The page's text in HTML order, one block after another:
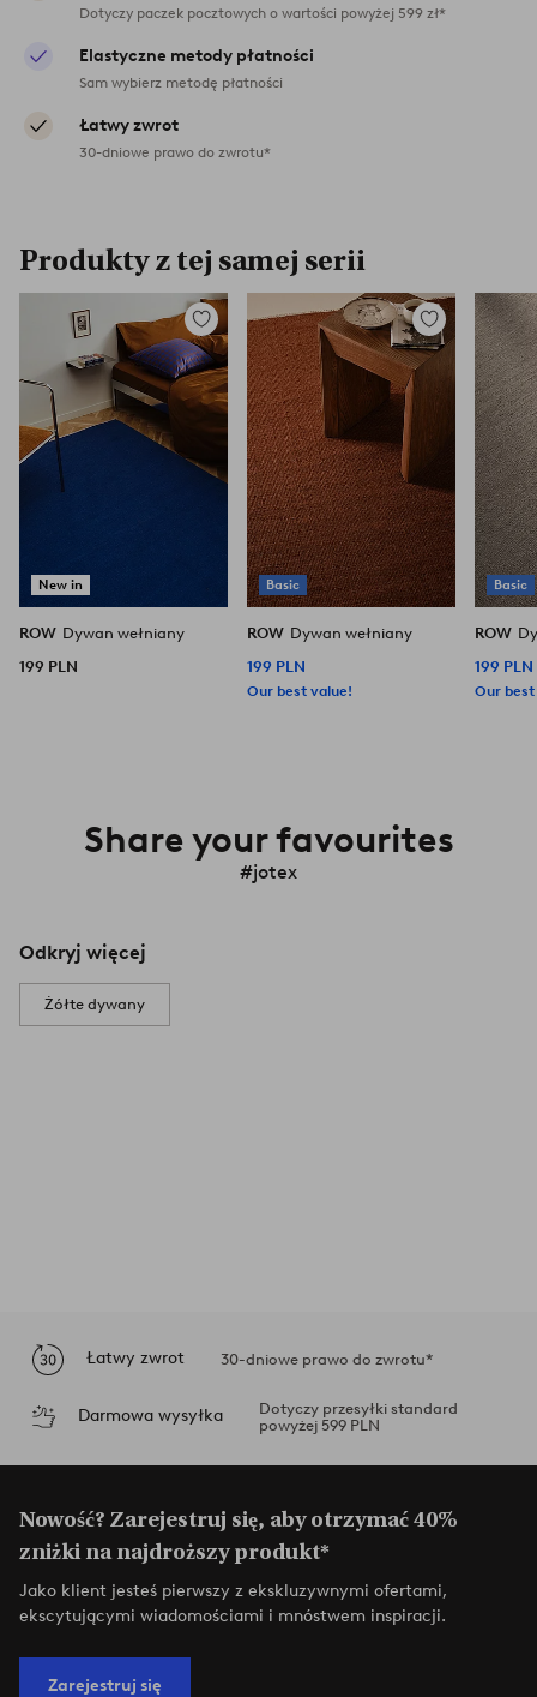
Dotyczy paczek pocztowych o wartości powyżej 599 zł*
Elastyczne metody płatności
Sam wybierz metodę płatności
Łatwy zwrot
30-dniowe prawo do zwrotu*
Produkty z tej samej serii
New in
Dodaj
do
ulubionych
ROW Dywan wełniany
199 PLN
Basic
Dodaj
do
ulubionych
ROW Dywan wełniany
199 PLN
Our best value!
Basic
ROW
199 PLN
Our
Share your favourites
#jotex
Odkryj więcej
Żółte dywany
Łatwy zwrot 30-dniowe prawo do zwrotu*
Darmowa wysyłka
Dotyczy przesyłki standard
powyżej 599 PLN
Nowość? Zarejestruj się, aby otrzymać 40%
zniżki na najdroższy produkt*
Jako klient jesteś pierwszy z ekskluzywnymi ofertami,
ekscytującymi wiadomościami i mnóstwem inspiracji.
Zarejestruj się